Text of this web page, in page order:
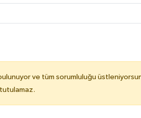
ve tüm sorumluluğu